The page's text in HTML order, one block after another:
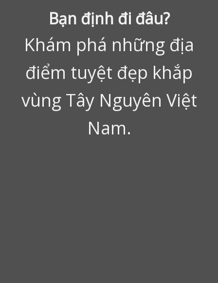
Bạn định đi đâu?
Khám phá những địa
điểm tuyệt đẹp khắp
vùng Tây Nguyên Việt
Nam.